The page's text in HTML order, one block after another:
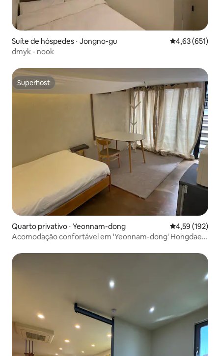
Suíte de hóspedes ⋅ Jongno-gu 4,63 de uma
4,63 (651)
dmyk - nook
Superhost
Superhost
Quarto privativo ⋅ Yeonnam-dong 4,59 de uma
4,59 (192)
Acomodação confortável em 'Yeonnam-dong' Hongdae /